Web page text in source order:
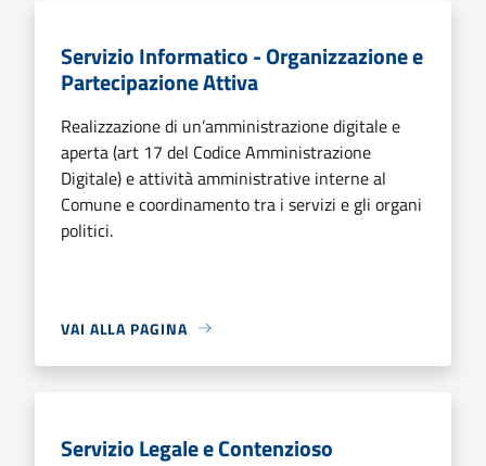
Servizio Informatico - Organizzazione e
Partecipazione Attiva
Realizzazione di un’amministrazione digitale e
aperta (art 17 del Codice Amministrazione
Digitale) e attività amministrative interne al
Comune e coordinamento tra i servizi e gli organi
politici.
VAI ALLA PAGINA
Servizio Legale e Contenzioso